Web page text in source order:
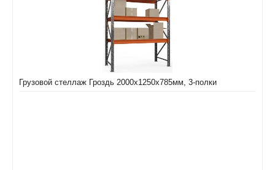
Грузовой стеллаж Гроздь 2000х1250х785мм, 3-полки